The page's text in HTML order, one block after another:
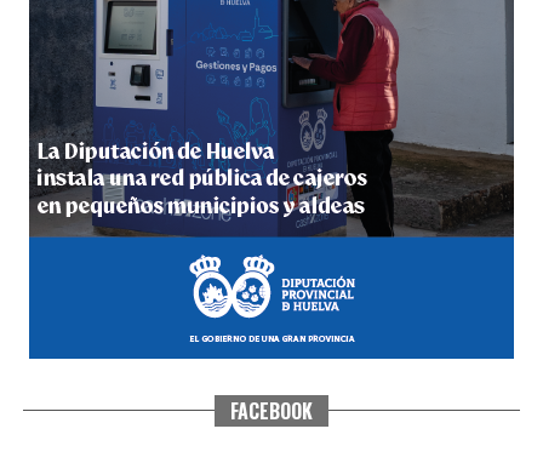
4º DÍA DE LAS FIESTAS COLOMBINAS 2026
hace 6 días·Huelvatv
SEXTA CORRIDA DE LAS FIESTAS COLOMBINAS
FACEBOOK